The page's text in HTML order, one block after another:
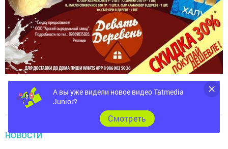
А вы уже видели новое видео Tatmedia
Junior?
Cмотреть